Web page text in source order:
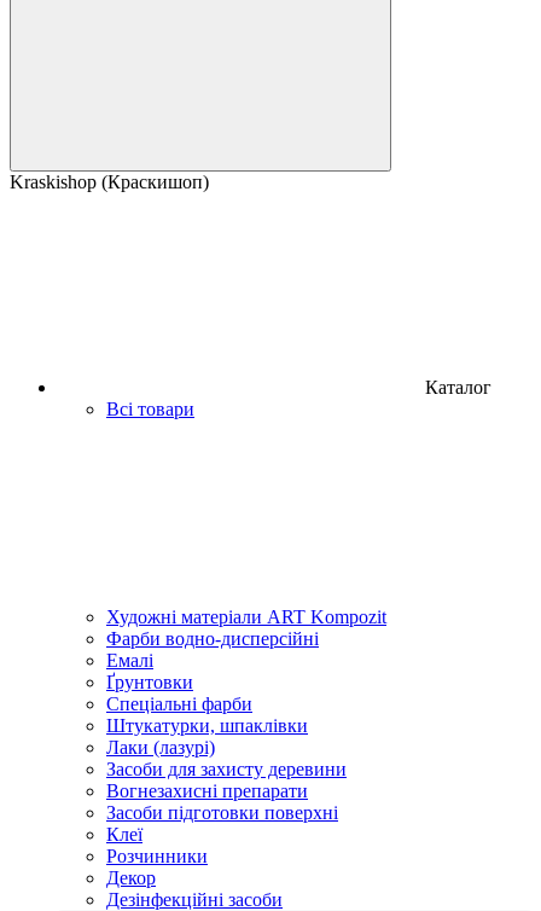
Kraskishop (Краскишоп)
Каталог
Всі товари
Художні матеріали ART Kompozit
Фарби водно-дисперсійні
Емалі
Ґрунтовки
Спеціальні фарби
Штукатурки, шпаклівки
Лаки (лазурі)
Засоби для захисту деревини
Вогнезахисні препарати
Засоби підготовки поверхні
Клеї
Розчинники
Декор
Дезінфекційні засоби